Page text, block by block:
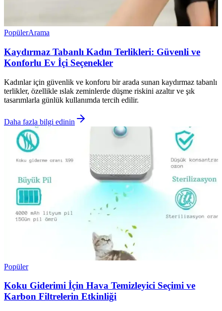
PopülerArama
Kaydırmaz Tabanlı Kadın Terlikleri: Güvenli ve
Konforlu Ev İçi Seçenekler
Kadınlar için güvenlik ve konforu bir arada sunan kaydırmaz tabanlı
terlikler, özellikle ıslak zeminlerde düşme riskini azaltır ve şık
tasarımlarla günlük kullanımda tercih edilir.
Daha fazla bilgi edinin
Popüler
Koku Giderimi İçin Hava Temizleyici Seçimi ve
Karbon Filtrelerin Etkinliği